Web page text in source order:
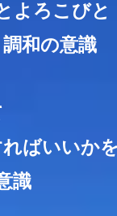
よろこびと
和の意識
ばいいか
識